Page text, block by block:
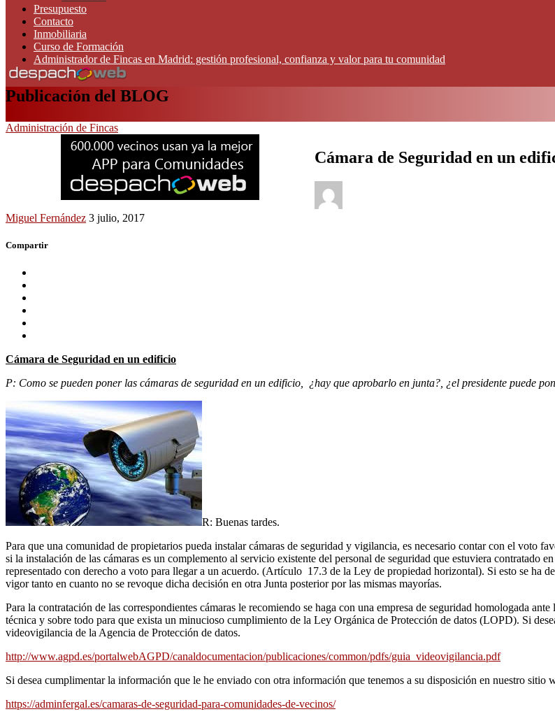
Presupuesto
Contacto
Inmobiliaria
Curso de Formación
Administrador de Fincas en Madrid: gestión profesional, confianza y valor para tu comunidad
Publicación del BLOG
Administración de Fincas
Cámara de Seguridad en un
Miguel Fernández 3 julio, 2017
Compartir
Cámara de Seguridad en un edificio
P: Como se pueden poner las cámaras de seguridad en un edificio, ¿hay que aprobarlo en junta?, ¿el presidente puede
R: Buenas tardes.
Para que una comunidad de propietarios pueda instalar cámaras de seguridad y vigilancia, es necesario contar con el voto
si la instalación de las cámaras es un complemento al servicio existente del personal de seguridad que estuviera contratado
representado con derecho a voto para llegar a un acuerdo. (Artículo 17.3 de la Ley de propiedad horizontal). Si esto se ha
vigor tanto en cuanto no se revoque dicha decisión en otra Junta posterior por las mismas mayorías.
Para la contratación de las correspondientes cámaras le recomiendo se haga con una empresa de seguridad homologada
técnica y sobre todo para que exista un minucioso cumplimiento de la Ley Orgánica de Protección de datos (LOPD). Si
videovigilancia de la Agencia de Protección de datos.
http://www.agpd.es/portalwebAGPD/canaldocumentacion/publicaciones/common/pdfs/guia_videovigilancia.pdf
Si desea cumplimentar la información que le he enviado con otra información que tenemos a su disposición en nuestro sitio
https://adminfergal.es/camaras-de-seguridad-para-comunidades-de-vecinos/